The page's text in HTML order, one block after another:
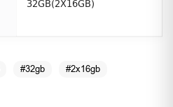
32GB(2X16GB)
#32gb #2x16gb